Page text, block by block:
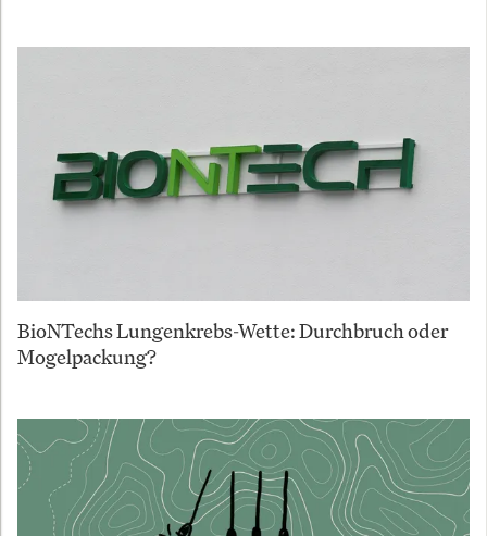
BioNTechs Lungenkrebs-Wette: Durchbruch oder
Mogelpackung?